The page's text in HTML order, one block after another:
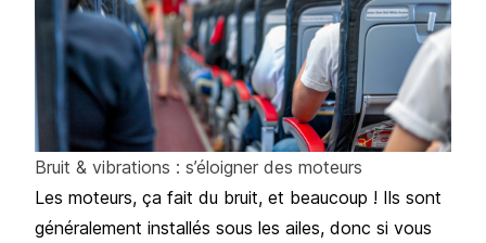
Bruit & vibrations : s’éloigner des moteurs
Les moteurs, ça fait du bruit, et beaucoup ! Ils sont
généralement installés sous les ailes, donc si vous